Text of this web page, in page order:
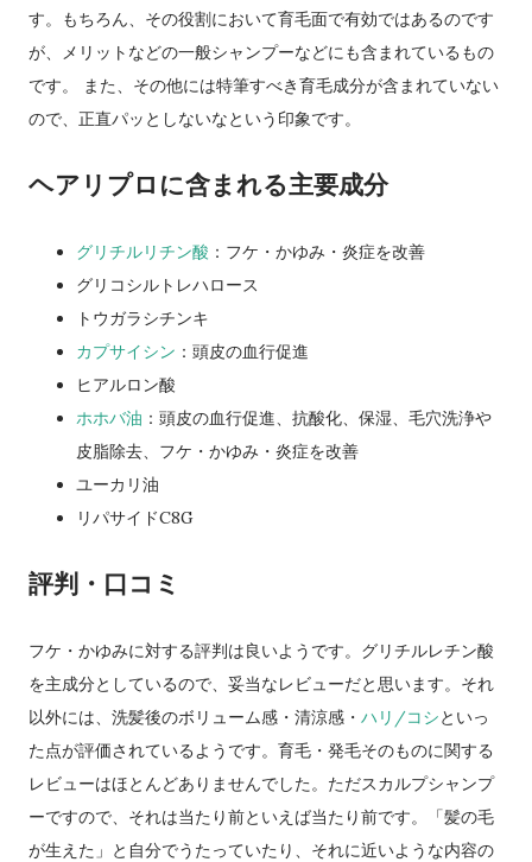
す。もちろん、その役割において育毛面で有効ではあるのです
が、メリットなどの一般シャンプーなどにも含まれているもの
です。 また、その他には特筆すべき育毛成分が含まれていない
ので、正直パッとしないなという印象です。
ヘアリプロに含まれる主要成分
グリチルリチン酸 ：フケ・かゆみ・炎症を改善
グリコシルトレハロース
トウガラシチンキ
カプサイシン ：頭皮の血行促進
ヒアルロン酸
ホホバ油 ：頭皮の血行促進、抗酸化、保湿、毛穴洗浄や
皮脂除去、フケ・かゆみ・炎症を改善
ユーカリ油
リパサイドC8G
評判・口コミ
フケ・かゆみに対する評判は良いようです。グリチルレチン酸
を主成分としているので、妥当なレビューだと思います。それ
以外には、洗髪後のボリューム感・清涼感・ ハリ/コシといっ
た点が評価されているようです。育毛・発毛そのものに関する
レビューはほとんどありませんでした。ただスカルプシャンプ
ーですので、それは当たり前といえば当たり前です。「髪の毛
が生えた」と自分でうたっていたり、それに近いような内容の